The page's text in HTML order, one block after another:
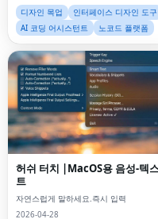
디자인 목업
인터페이스 디자인 도구
AI 코딩 어시스턴트
노코드 플랫폼
허쉬 터치 |MacOS용 음성-텍
트
자연스럽게 말하세요.즉시 입력
2026-04-28